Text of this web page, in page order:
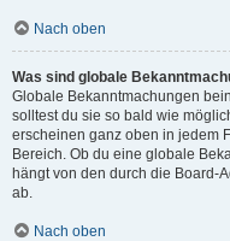
Nach oben
Was sind globale
Globale Bekanntmachungen
solltest du sie so bald wie
erscheinen ganz oben in jedem
Bereich. Ob du eine globale
hängt von den durch die Board-
ab.
Nach oben